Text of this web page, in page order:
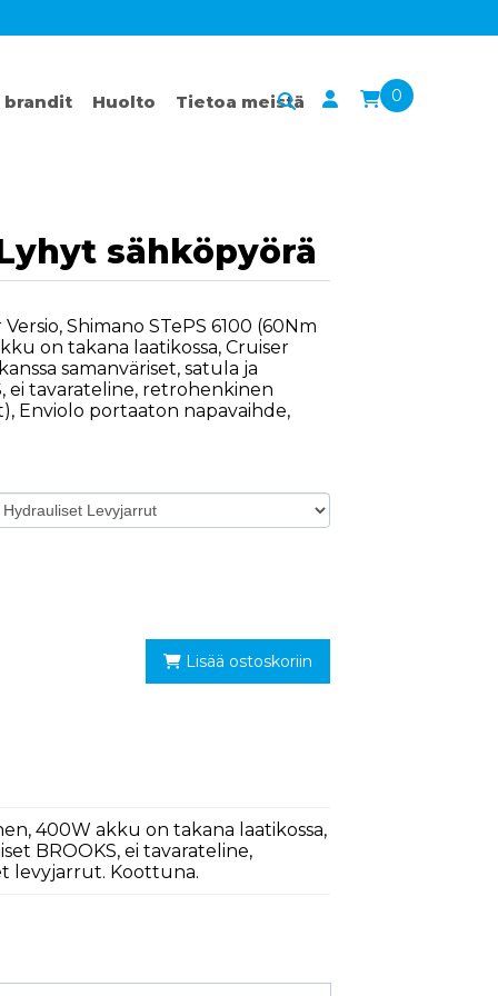
brandit Huolto Tietoa meistä 0
sähköpyörä
Shimano STePS 6100 (60Nm
on takana laatikossa, Cruiser
samanväriset, satula ja
ei tavarateline, retrohenkinen
Enviolo portaaton napavaihde,
Lisää ostoskoriin
400W akku on takana laatikossa,
BROOKS, ei tavarateline,
levyjarrut. Koottuna.